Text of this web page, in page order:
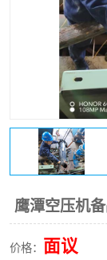
鹰潭空压机
价格： 面议
英格索兰
微电脑控制器
复盛离心机零
空气过滤器
冷却器
CAMERON空